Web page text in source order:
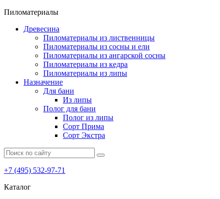
Пиломатериалы
Древесина
Пиломатериалы из лиственницы
Пиломатериалы из сосны и ели
Пиломатериалы из ангарской сосны
Пиломатериалы из кедра
Пиломатериалы из липы
Назначение
Для бани
Из липы
Полог для бани
Полог из липы
Сорт Прима
Сорт Экстра
+7 (495) 532-97-71
Каталог